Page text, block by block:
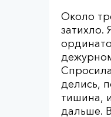
Около
затихло.
делись,
тишина,
дальше.